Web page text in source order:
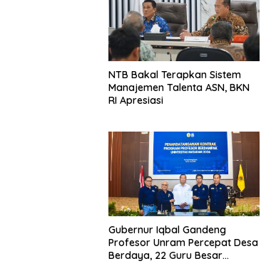
NTB Bakal Terapkan Sistem
Manajemen Talenta ASN, BKN
RI Apresiasi
Gubernur Iqbal Gandeng
Profesor Unram Percepat Desa
Berdaya, 22 Guru Besar